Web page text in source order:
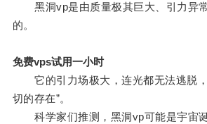
黑洞vp是由质量极其巨大、引力异
的。
免费vps试用一小时
它的引力场极大，连光都无法逃脱，
切的存在”。
科学家们推测，黑洞vp可能是宇宙